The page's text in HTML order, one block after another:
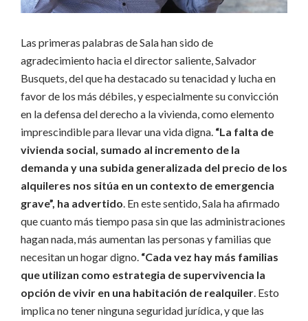
Las primeras palabras de Sala han sido de
agradecimiento hacia el director saliente, Salvador
Busquets, del que ha destacado su tenacidad y lucha en
favor de los más débiles, y especialmente su convicción
en la defensa del derecho a la vivienda, como elemento
imprescindible para llevar una vida digna. “La falta de
vivienda social, sumado al incremento de la
demanda y una subida generalizada del precio de los
alquileres nos sitúa en un contexto de emergencia
grave”, ha advertido. En este sentido, Sala ha afirmado
que cuanto más tiempo pasa sin que las administraciones
hagan nada, más aumentan las personas y familias que
necesitan un hogar digno. “Cada vez hay más familias
que utilizan como estrategia de supervivencia la
opción de vivir en una habitación de realquiler. Esto
implica no tener ninguna seguridad jurídica, y que las